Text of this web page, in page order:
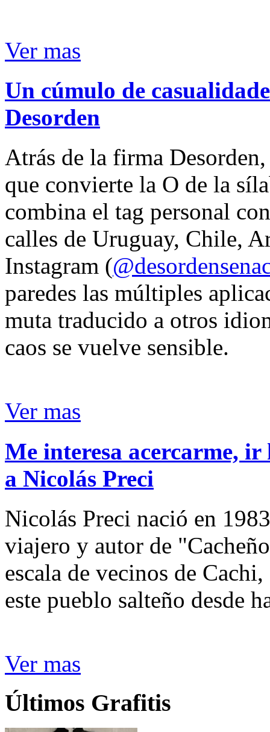
Ver mas
Un cúmulo de
Desorden
Atrás de la firma
que convierte la O de la
combina el tag personal
calles de Uruguay, Chile,
Instagram (
paredes las múltiples
muta traducido a otros
caos se vuelve sensible.
Ver mas
Me interesa acercarme,
a Nicolás Preci
Nicolás Preci nació en
viajero y autor de
escala de vecinos de
este pueblo salteño desde
Ver mas
Últimos Grafitis